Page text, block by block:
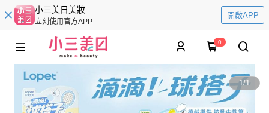
小三美日美妝
立刻使用官方APP
開啟APP
0
1/1